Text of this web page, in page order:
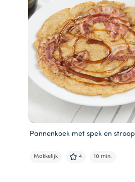
Pannenkoek met spek en stroop
Makkelijk 4 10 min.